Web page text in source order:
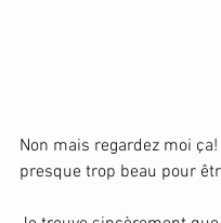
Non mais regardez moi ça!
presque trop beau pour